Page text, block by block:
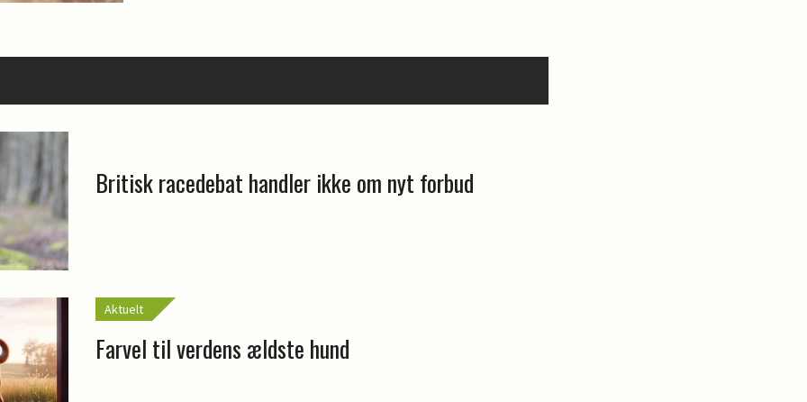
Britisk racedebat handler ikke om nyt forbud
Aktuelt
Farvel til verdens ældste hund